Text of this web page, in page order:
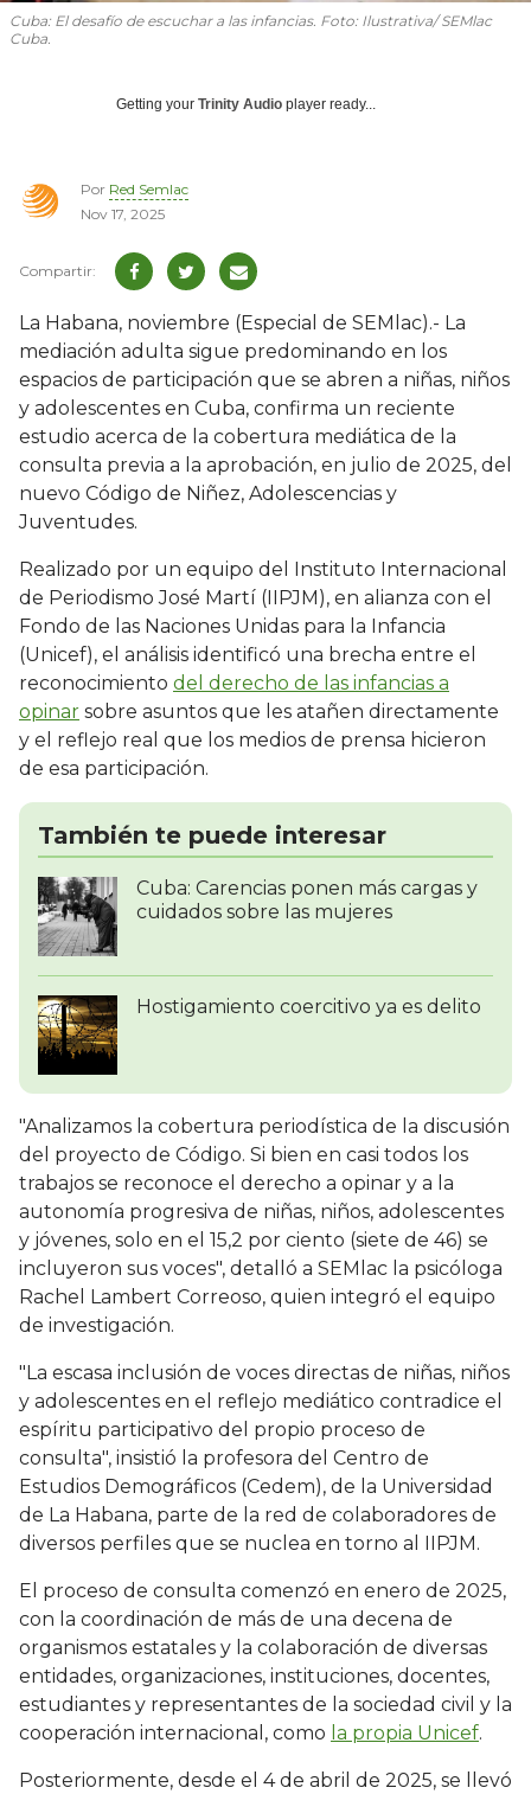
Cuba: El desafío de escuchar a las infancias. Foto: Ilustrativa/ SEMlac
Cuba.
Getting your Trinity Audio player ready...
Por Red Semlac
Nov 17, 2025
La Habana, noviembre (Especial de SEMlac).- La
mediación adulta sigue predominando en los
espacios de participación que se abren a niñas, niños
y adolescentes en Cuba, confirma un reciente
estudio acerca de la cobertura mediática de la
consulta previa a la aprobación, en julio de 2025, del
nuevo Código de Niñez, Adolescencias y
Juventudes.
Realizado por un equipo del Instituto Internacional
de Periodismo José Martí (IIPJM), en alianza con el
Fondo de las Naciones Unidas para la Infancia
(Unicef), el análisis identificó una brecha entre el
reconocimiento del derecho de las infancias a
opinar sobre asuntos que les atañen directamente
y el reflejo real que los medios de prensa hicieron
de esa participación.
También te puede interesar
Cuba: Carencias ponen más cargas y
cuidados sobre las mujeres
Hostigamiento coercitivo ya es delito
"Analizamos la cobertura periodística de la discusión
del proyecto de Código. Si bien en casi todos los
trabajos se reconoce el derecho a opinar y a la
autonomía progresiva de niñas, niños, adolescentes
y jóvenes, solo en el 15,2 por ciento (siete de 46) se
incluyeron sus voces", detalló a SEMlac la psicóloga
Rachel Lambert Correoso, quien integró el equipo
de investigación.
"La escasa inclusión de voces directas de niñas, niños
y adolescentes en el reflejo mediático contradice el
espíritu participativo del propio proceso de
consulta", insistió la profesora del Centro de
Estudios Demográficos (Cedem), de la Universidad
de La Habana, parte de la red de colaboradores de
diversos perfiles que se nuclea en torno al IIPJM.
El proceso de consulta comenzó en enero de 2025,
con la coordinación de más de una decena de
organismos estatales y la colaboración de diversas
entidades, organizaciones, instituciones, docentes,
estudiantes y representantes de la sociedad civil y la
cooperación internacional, como la propia Unicef.
Posteriormente, desde el 4 de abril de 2025, se llevó